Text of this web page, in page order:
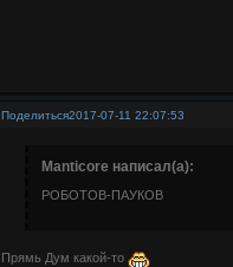
Поделиться2017-07-11 22:07:53
Manticore написал(а):
РОБОТОВ-ПАУКОВ
Прямь Дум какой-то